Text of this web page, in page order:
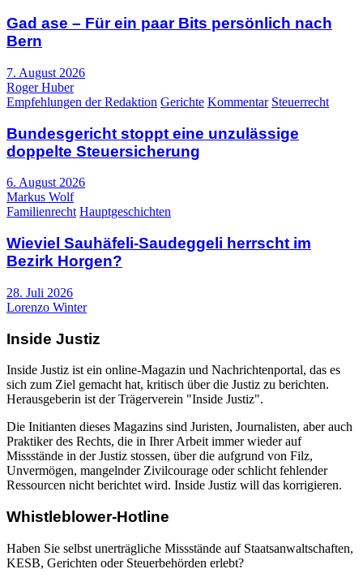
Gad ase – Für ein paar Bits persönlich nach
Bern
7. August 2026
Roger Huber
Empfehlungen der Redaktion Gerichte Kommentar Steuerrecht
Bundesgericht stoppt eine unzulässige
doppelte Steuersicherung
6. August 2026
Markus Wolf
Familienrecht Hauptgeschichten
Wieviel Sauhäfeli-Saudeggeli herrscht im
Bezirk Horgen?
28. Juli 2026
Lorenzo Winter
Inside Justiz
Inside Justiz ist ein online-Magazin und Nachrichtenportal, das es
sich zum Ziel gemacht hat, kritisch über die Justiz zu berichten.
Herausgeberin ist der Trägerverein "Inside Justiz".
Die Initianten dieses Magazins sind Juristen, Journalisten, aber auch
Praktiker des Rechts, die in Ihrer Arbeit immer wieder auf
Missstände in der Justiz stossen, über die aufgrund von Filz,
Unvermögen, mangelnder Zivilcourage oder schlicht fehlender
Ressourcen nicht berichtet wird. Inside Justiz will das korrigieren.
Whistleblower-Hotline
Haben Sie selbst unerträgliche Missstände auf Staatsanwaltschaften,
KESB, Gerichten oder Steuerbehörden erlebt?